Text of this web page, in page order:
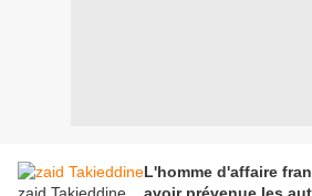
L'homme d'affaire